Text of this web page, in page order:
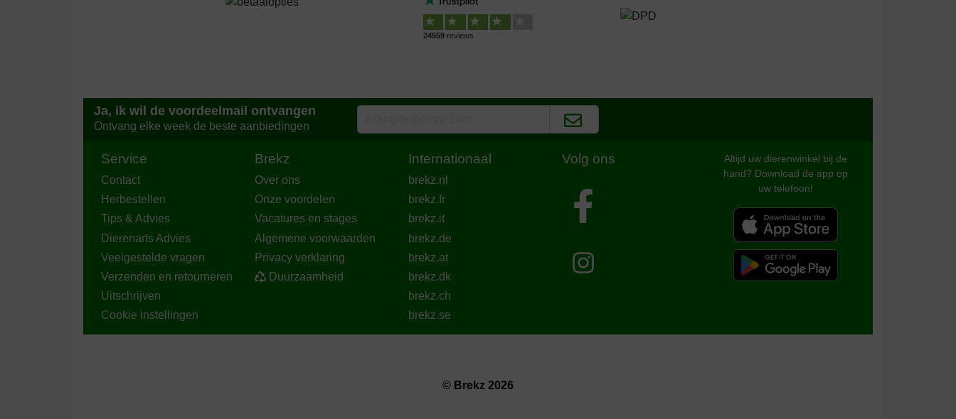
Goeie brokken voor redelijke prijs en snelle levering.
Translate to English
Bezorging: Kwaliteit: Waar voor uw geld:
Top ziet er goed uit. Mooie stof
Translate to English
Het belangrijkste van dit produkt is dat mijn hond het lekker vindt. Het is wat
prijziger dan ik eerst had maar het vorige merk vond hij niet lekker en laat het
Translate to English
24559reviews
Ja, ik wil de voordeelmail ontvangen
Ontvang elke week de beste aanbiedingen
Service
Contact
Herbestellen
Tips & Advies
Dierenarts Advies
Veelgestelde vragen
Verzenden en retourneren
Uitschrijven
Cookie instellingen
Brekz
Over ons
Onze voordelen
Vacatures en stages
Algemene voorwaarden
Privacy verklaring
Duurzaamheid
Internationaal
brekz.nl
brekz.fr
brekz.it
brekz.de
brekz.at
brekz.dk
brekz.ch
brekz.se
Volg ons
Altijd uw dierenwinkel bij de
hand? Download de app op
uw telefoon!
© Brekz 2026